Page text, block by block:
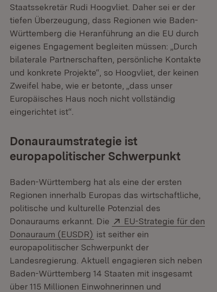
Staatssekretär Rudi Hoogvliet. Daher sei er der
tiefen Überzeugung, dass Regionen wie Baden-
Württemberg die Heranführung an die EU durch
eigenes Engagement begleiten müssen: „Durch
bilaterale Partnerschaften, persönliche Kontakte
und konkrete Projekte“, so Hoogvliet, der keinen
Zweifel habe, wie er betonte, „dass unser
Europäisches Haus noch nicht vollständig
eingerichtet ist“.
Donauraumstrategie ist
europapolitischer Schwerpunkt
Baden-Württemberg hat als eine der ersten
Regionen innerhalb Europas das wirtschaftliche,
politische und kulturelle Potenzial des
Donauraums erkannt. Die
Extern:
EU-Strategie für den
Donauraum (EUSDR) (Öffnet in neuem Fenster)
ist seither ein
europapolitischer Schwerpunkt der
Landesregierung. Aktuell engagieren sich neben
Baden-Württemberg 14 Staaten mit insgesamt
über 115 Millionen Einwohnerinnen und